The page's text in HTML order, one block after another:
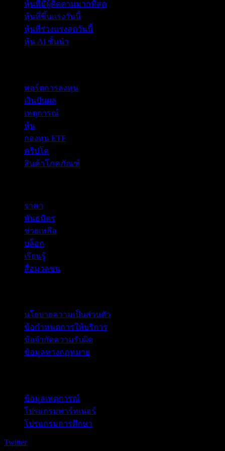
หุ้นที่มีผู้ติดตามมากที่สุด
หุ้นที่ขึ้นแรงวันนี้
หุ้นที่ร่วงแรงสุดวันนี้
หุ้น AI ชั้นนำ
พอร์ตการลงทุน
เงินปันผล
เหตุการณ์
หุ้น
กองทุน ETF
คริปโต
สินค้าโภคภัณฑ์
ราคา
พันธมิตร
ช่วยเหลือ
บล็อก
เรียนรู้
สื่อมวลชน
นโยบายความเป็นส่วนตัว
ข้อกำหนดการให้บริการ
ข้อจำกัดความรับผิด
ข้อมูลทางกฎหมาย
ข้อมูลเหตุการณ์
โปรแกรมพาร์ทเนอร์
โปรแกรมการศึกษา
Twitter